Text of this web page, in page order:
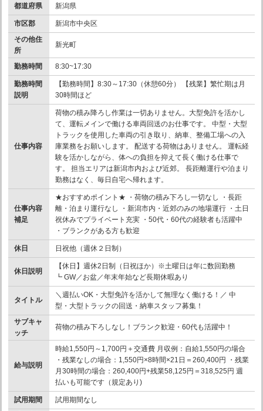
都道府県 新潟県
市区郡
新潟市中央区
その他住
所
新光町
勤務時間 8:30~17:30
勤務時間
説明
【勤務時間】8:30～17:30（休憩60分） 【残業】繁忙期は月
30時間ほど
仕事内容
荷物の積み降ろし作業は一切ありません。大型免許を活かし
て、運転メインで働ける車両回送のお仕事です。 中型・大型
トラックを使用した車両の引き取り、納車、整備工場への入
庫業務をお願いします。 配送する荷物はありません。 運転経
験を活かしながら、体への負担を抑えて長く働ける仕事で
す。 担当エリアは新潟市内および近郊。 長距離運行や泊まり
勤務はなく、毎日自宅へ帰れます。
仕事内容
補足
★おすすめポイント★ ・荷物の積み下ろし一切なし ・長距
離・泊まり運行なし ・新潟市内・近郊のみの地場運行 ・土日
祝休みでプライベート充実 ・50代・60代の経験者も活躍中
・ブランクがある方も歓迎
休日 日祝他（週休２日制）
休日説明
【休日】週休2日制（日祝ほか）※土曜日は年に数回勤務
┗ GW／お盆／年末年始など長期休暇あり
タイトル
＼週払いOK・大型免許を活かして無理なく働ける！／ 中
型・大型トラックの回送・納車スタッフ募集！
サブキャ
ッチ
荷物の積み下ろしなし！ブランク歓迎・60代も活躍中！
給与説明
時給1,550円～1,700円＋交通費 月収例：自給1,550円の場合
・残業なしの場合：1,550円×8時間×21日＝260,400円 ・残業
月30時間の場合：260,400円+残業58,125円＝318,525円 週
払いも可能です（規定あり)
試用期間
試用期間なし